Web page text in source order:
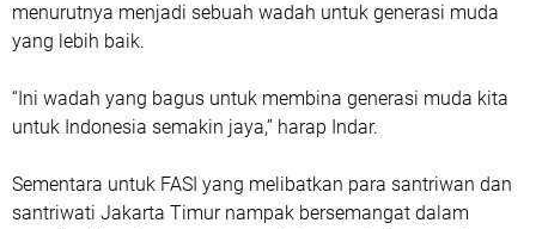
menurutnya menjadi sebuah wadah untuk generasi muda
yang lebih baik.
“Ini wadah yang bagus untuk membina generasi muda kita
untuk Indonesia semakin jaya,” harap Indar.
Sementara untuk FASI yang melibatkan para santriwan dan
santriwati Jakarta Timur nampak bersemangat dalam